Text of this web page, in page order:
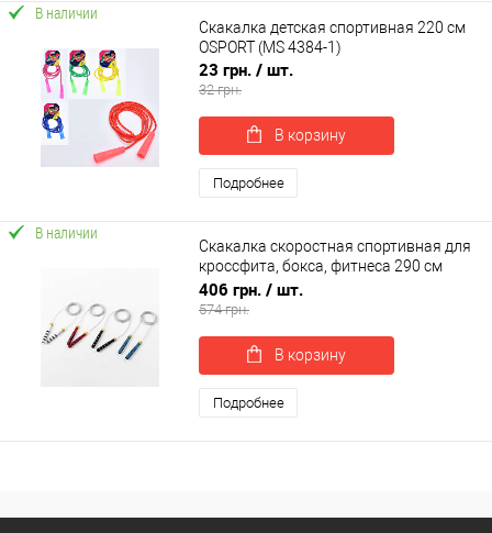
В наличии
Скакалка детская спортивная 220 см
OSPORT (MS 4384-1)
23 грн. / шт.
32 грн.
В корзину
Подробнее
В наличии
Скакалка скоростная спортивная для
кроссфита, бокса, фитнеса 290 см
OSPORT (MS 4614)
406 грн. / шт.
574 грн.
В корзину
Подробнее